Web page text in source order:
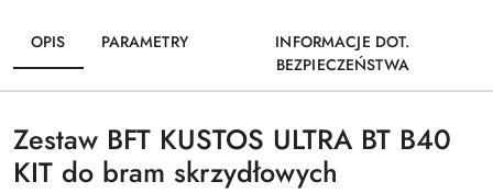
OPIS PARAMETRY
INFORMACJE DOT.
BEZPIECZEŃSTWA
Zestaw BFT KUSTOS ULTRA BT B40
KIT do bram skrzydłowych